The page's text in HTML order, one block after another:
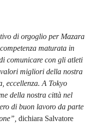
di orgoglio per Mazara
maturata in
comunicare con gli atleti
migliori della nostra
eccellenza. A Tokyo
della nostra città nel
di buon lavoro da parte
dichiara Salvatore